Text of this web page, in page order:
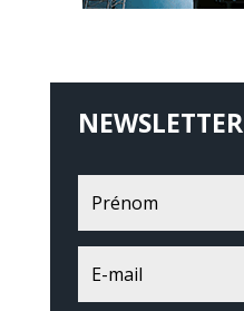
NEWSLETTER